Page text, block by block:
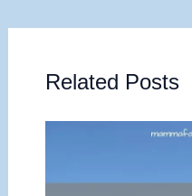
Related Posts